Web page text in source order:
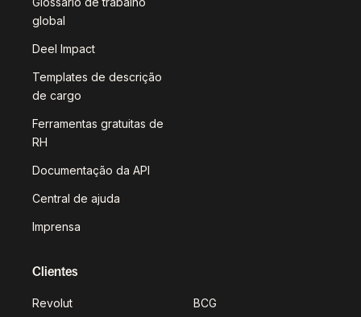
global
Deel Impact
Templates de descrição
de cargo
Ferramentas gratuitas de
RH
Documentação da API
Central de ajuda
Imprensa
Clientes
Revolut BCG